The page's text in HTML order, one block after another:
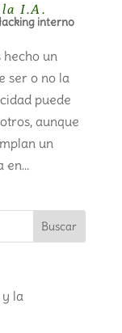
la I.A.
interno
un
ser o no la
puede
aunque
un
en...
la